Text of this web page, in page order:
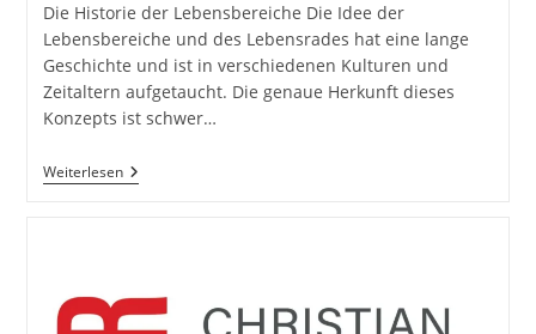
Die Historie der Lebensbereiche Die Idee der
Lebensbereiche und des Lebensrades hat eine lange
Geschichte und ist in verschiedenen Kulturen und
Zeitaltern aufgetaucht. Die genaue Herkunft dieses
Konzepts ist schwer…
WeiterlesenGeschichte.
Die
Eine
Reise